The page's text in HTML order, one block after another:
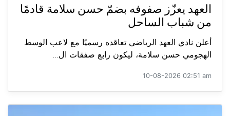
العهد يعزّز صفوفه بضمّ حسن سلامة قادمًا
من شباب الساحل
أعلن نادي العهد الرياضي تعاقده رسميًا مع لاعب الوسط
الهجومي حسن سلامة، ليكون رابع صفقات ال...
10-08-2026 02:51 am